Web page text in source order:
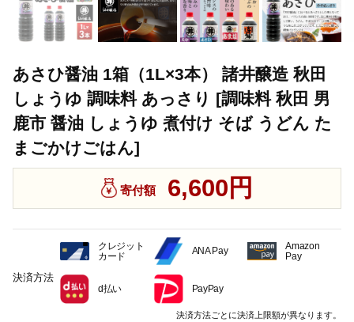
あさひ醤油 1箱（1L×3本） 諸井醸造 秋田
しょうゆ 調味料 あっさり [調味料 秋田 男
鹿市 醤油 しょうゆ 煮付け そば うどん た
まごかけごはん]
寄付額 6,600円
決済方法
クレジット
カード
ANA Pay
Amazon
Pay
d払い PayPay
決済方法ごとに決済上限額が異なります。